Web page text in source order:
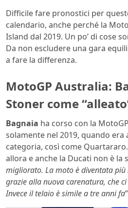
Difficile fare pronostici per
calendario, anche perché la
Island dal 2019. Un po’ di cose
Da non escludere una gara
a fare la differenza.
MotoGP Australia:
Stoner come
Bagnaia ha corso con la
solamente nel 2019, quando era
categoria, così come
allora e anche la Ducati non è la
migliorato. La moto è diventata più
grazie alla nuova carenatura, che
Invece il telaio è simile a tre anni fa